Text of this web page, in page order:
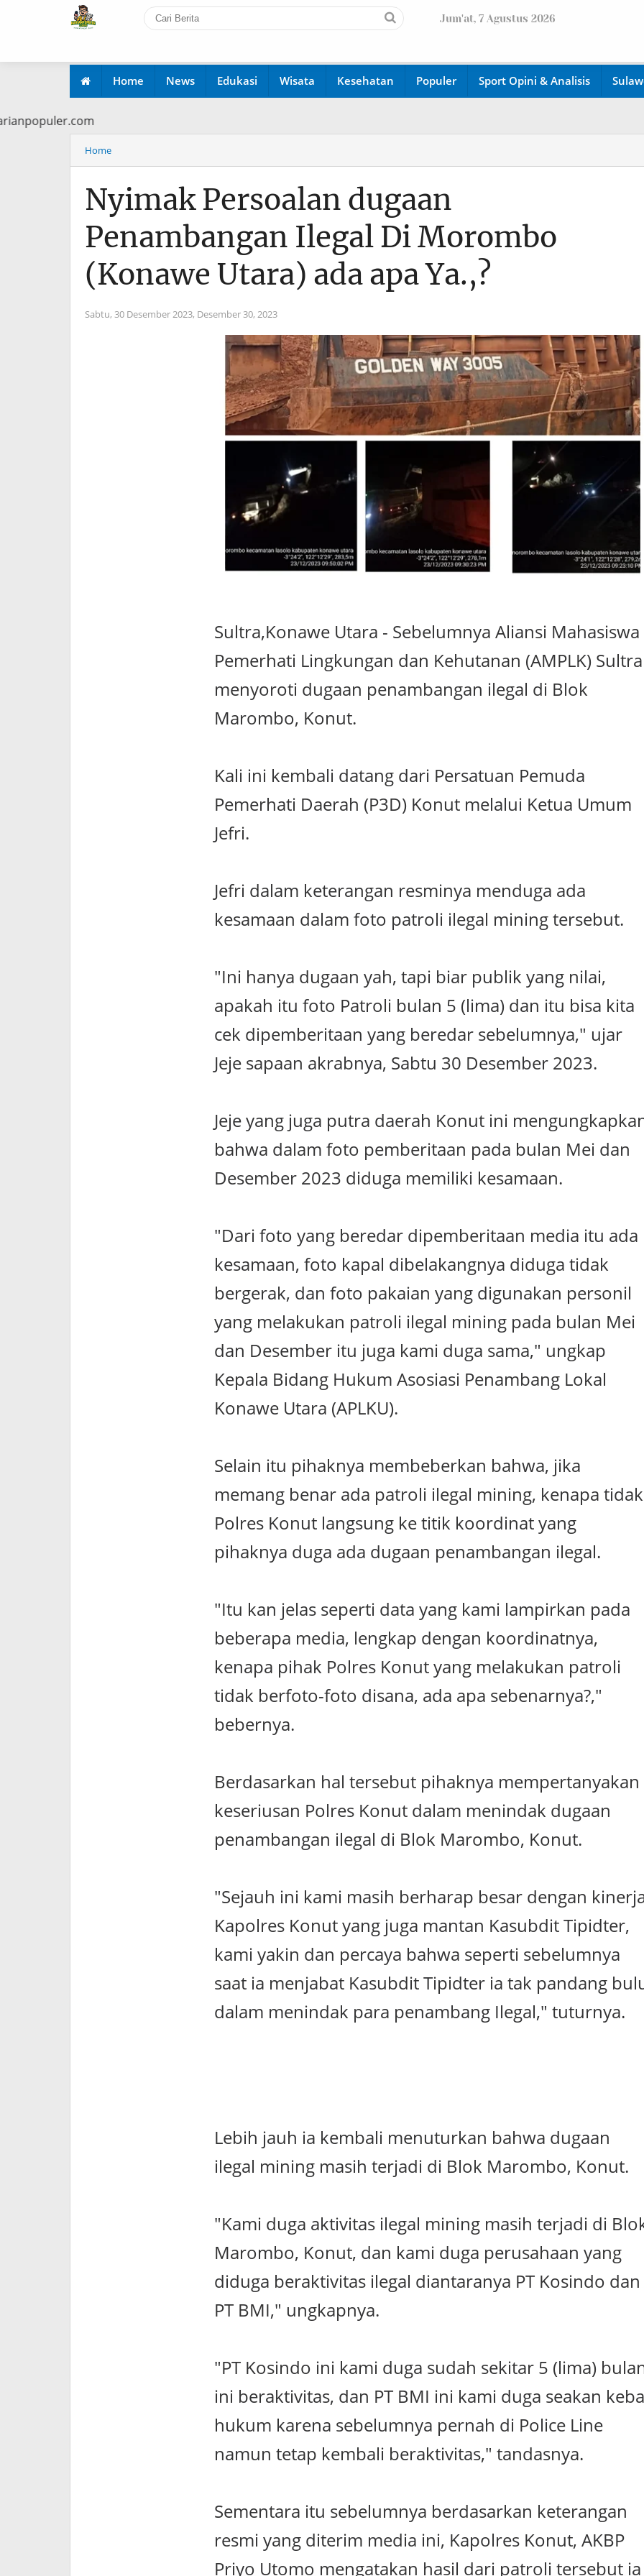
Jum'at, 7 Agustus 2026
Home News Edukasi Wisata Kesehatan Populer Sport Opini & Analisis
Home
Nyimak Persoalan dugaan
Penambangan Ilegal Di Morombo
(Konawe Utara) ada apa Ya.,?
Sabtu, 30 Desember 2023, Desember 30, 2023
Sultra,Konawe Utara - Sebelumnya Aliansi Mahasiswa
Pemerhati Lingkungan dan Kehutanan (AMPLK) Sultra
menyoroti dugaan penambangan ilegal di Blok
Marombo, Konut.
Kali ini kembali datang dari Persatuan Pemuda
Pemerhati Daerah (P3D) Konut melalui Ketua Umum
Jefri.
Jefri dalam keterangan resminya menduga ada
kesamaan dalam foto patroli ilegal mining tersebut.
"Ini hanya dugaan yah, tapi biar publik yang nilai,
apakah itu foto Patroli bulan 5 (lima) dan itu bisa kita
cek dipemberitaan yang beredar sebelumnya," ujar
Jeje sapaan akrabnya, Sabtu 30 Desember 2023.
Jeje yang juga putra daerah Konut ini
bahwa dalam foto pemberitaan pada bulan Mei dan
Desember 2023 diduga memiliki kesamaan.
"Dari foto yang beredar dipemberitaan media itu ada
kesamaan, foto kapal dibelakangnya diduga tidak
bergerak, dan foto pakaian yang digunakan personil
yang melakukan patroli ilegal mining pada bulan Mei
dan Desember itu juga kami duga sama," ungkap
Kepala Bidang Hukum Asosiasi Penambang Lokal
Konawe Utara (APLKU).
Selain itu pihaknya membeberkan bahwa, jika
memang benar ada patroli ilegal mining, kenapa tidak
Polres Konut langsung ke titik koordinat yang
pihaknya duga ada dugaan penambangan ilegal.
"Itu kan jelas seperti data yang kami lampirkan pada
beberapa media, lengkap dengan koordinatnya,
kenapa pihak Polres Konut yang melakukan patroli
tidak berfoto-foto disana, ada apa sebenarnya?,"
bebernya.
Berdasarkan hal tersebut pihaknya mempertanyakan
keseriusan Polres Konut dalam menindak dugaan
penambangan ilegal di Blok Marombo, Konut.
"Sejauh ini kami masih berharap besar dengan
Kapolres Konut yang juga mantan Kasubdit Tipidter,
kami yakin dan percaya bahwa seperti sebelumnya
saat ia menjabat Kasubdit Tipidter ia tak pandang
dalam menindak para penambang Ilegal," tuturnya.
Lebih jauh ia kembali menuturkan bahwa dugaan
ilegal mining masih terjadi di Blok Marombo, Konut.
"Kami duga aktivitas ilegal mining masih terjadi di
Marombo, Konut, dan kami duga perusahaan yang
diduga beraktivitas ilegal diantaranya PT Kosindo dan
PT BMI," ungkapnya.
"PT Kosindo ini kami duga sudah sekitar 5 (lima)
ini beraktivitas, dan PT BMI ini kami duga seakan
hukum karena sebelumnya pernah di Police Line
namun tetap kembali beraktivitas," tandasnya.
Sementara itu sebelumnya berdasarkan keterangan
resmi yang diterim media ini, Kapolres Konut, AKBP
Priyo Utomo mengatakan hasil dari patroli tersebut ia